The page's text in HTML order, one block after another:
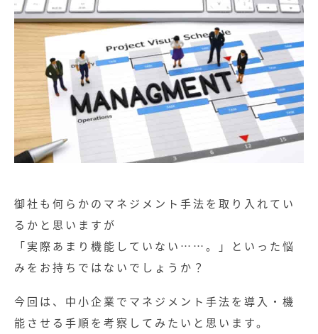
御社も何らかのマネジメント手法を取り入れてい
るかと思いますが
「実際あまり機能していない……。」といった悩
みをお持ちではないでしょうか？
今回は、中小企業でマネジメント手法を導入・機
能させる手順を考察してみたいと思います。